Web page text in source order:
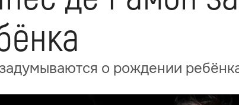
о рождении